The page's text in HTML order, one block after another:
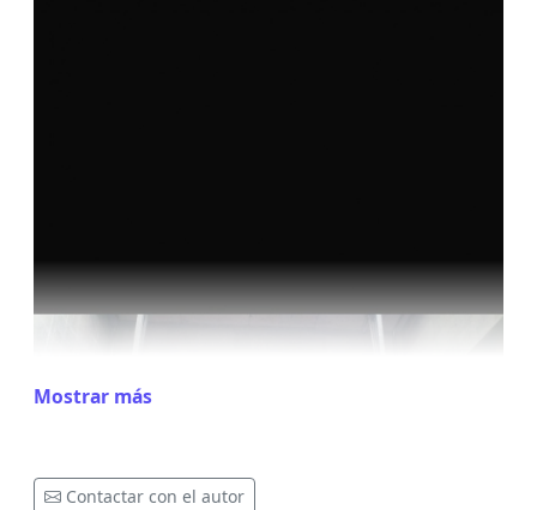
Mostrar más
Contactar con el autor